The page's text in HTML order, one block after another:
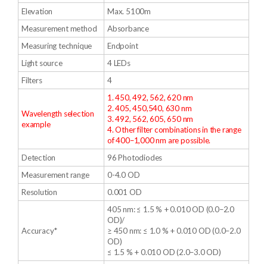
Elevation
Max. 5100m
Measurement method
Absorbance
Measuring technique
Endpoint
Light source
4 LEDs
Filters
4
Wavelength selection
example
1. 450, 492, 562, 620 nm
2. 405, 450,540, 630 nm
3. 492, 562, 605, 650 nm
4. Other filter combinations in the range
of 400–1,000 nm are possible.
Detection
96 Photodiodes
Measurement range
0-4.0 OD
Resolution
0.001 OD
Accuracy*
405 nm: ≤ 1.5 % + 0.010 OD (0.0–2.0
OD)/
≥ 450 nm: ≤ 1.0 % + 0.010 OD (0.0–2.0
OD)
≤ 1.5 % + 0.010 OD (2.0–3.0 OD)